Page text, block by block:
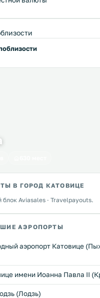
В ГОРОД КАТОВИЦЕ
блок Aviasales · Travelpayouts.
АЭРОПОРТЫ
аэропорт Катовице
имени Иоанна Павла II
(Лодзь)